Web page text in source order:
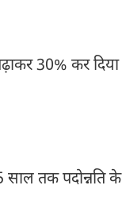
30% कर दिया
तक पदोन्नति के